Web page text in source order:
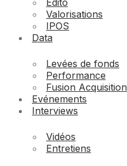
Edito
Valorisations
IPOS
Data
Levées de fonds
Performance
Fusion Acquisition
Evénements
Interviews
Vidéos
Entretiens